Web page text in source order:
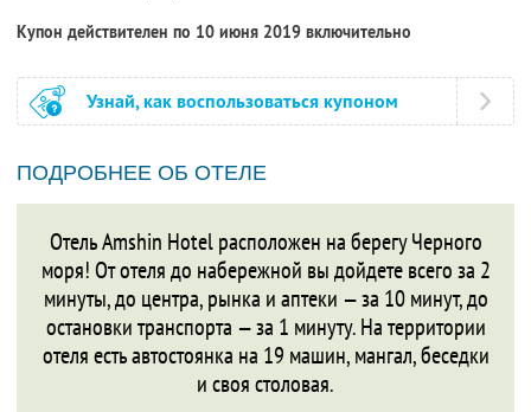
Купон действителен по 10 июня 2019 включительно
Узнай, как воспользоваться купоном
ПОДРОБНЕЕ ОБ ОТЕЛЕ
Отель Amshin Hotel расположен на берегу Черного
моря! От отеля до набережной вы дойдете всего за 2
минуты, до центра, рынка и аптеки — за 10 минут, до
остановки транспорта — за 1 минуту. На территории
отеля есть автостоянка на 19 машин, мангал, беседки
и своя столовая.